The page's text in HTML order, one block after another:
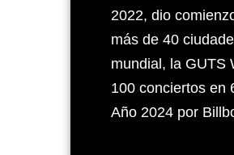
2022, dio
más de 40
mundial, la GUTS
100 conciertos en
Año 2024 por